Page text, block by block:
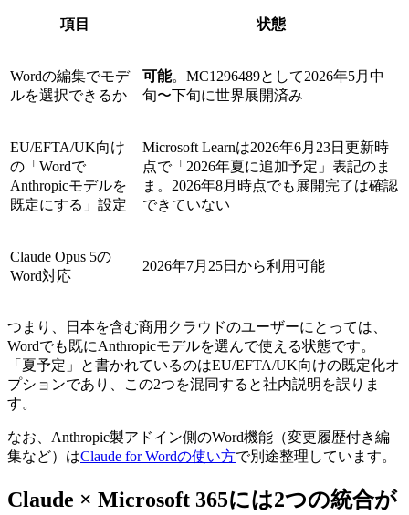
項目 状態
Wordの編集でモデ
ルを選択できるか
可能。MC1296489として2026年5月中
旬〜下旬に世界展開済み
EU/EFTA/UK向け
の「Wordで
Anthropicモデルを
既定にする」設定
Microsoft Learnは2026年6月23日更新時
点で「2026年夏に追加予定」表記のま
ま。2026年8月時点でも展開完了は確認
できていない
Claude Opus 5の
Word対応
2026年7月25日から利用可能
つまり、日本を含む商用クラウドのユーザーにとっては、
Wordでも既にAnthropicモデルを選んで使える状態です。
「夏予定」と書かれているのはEU/EFTA/UK向けの既定化オ
プションであり、この2つを混同すると社内説明を誤りま
す。
なお、Anthropic製アドイン側のWord機能（変更履歴付き編
集など）はClaude for Wordの使い方で別途整理しています。
Claude × Microsoft 365には2つの統合が